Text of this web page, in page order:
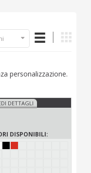
personalizzazione.
DETTAGLI
DISPONIBILI: